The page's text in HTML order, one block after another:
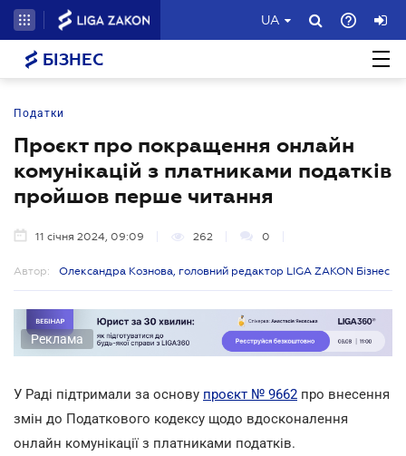
UA
БІЗНЕС
Податки
Проєкт про покращення онлайн
комунікацій з платниками податків
пройшов перше читання
11 січня 2024, 09:09 262 0
Автор: Олександра Кознова, головний редактор LIGA ZAKON Бізнес
Реклама
У Раді підтримали за основу проєкт № 9662 про внесення
змін до Податкового кодексу щодо вдосконалення
онлайн комунікації з платниками податків.